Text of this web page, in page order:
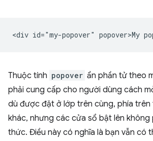
Thuộc tính popover ẩn phần tử theo
phải cung cấp cho người dùng cách
dù được đặt ở lớp trên cùng, phía trên
khác, nhưng các cửa sổ bật lên không
thức. Điều này có nghĩa là bạn vẫn có